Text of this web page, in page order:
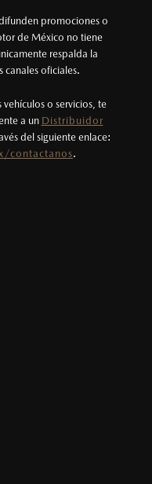
promociones o
de México no tiene
respalda la
canales oficiales.
vehículos o servicios, te
a un Distribuidor
del siguiente enlace:
contactanos.
seguro y gastos
México, se reserva el
y los
sin aviso previo al